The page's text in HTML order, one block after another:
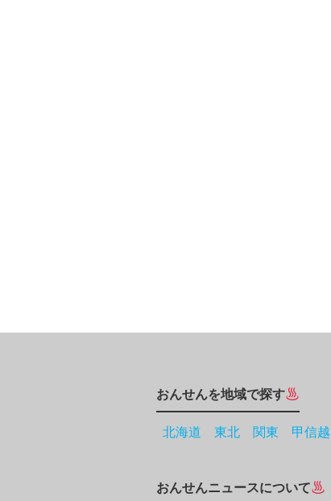
おんせんを地域で探す
北海道 東北 関東 甲信越
おんせんニュースについて